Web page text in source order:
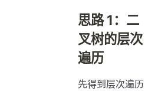
思路 1：二
叉树的层次
遍历
先得到层次遍历